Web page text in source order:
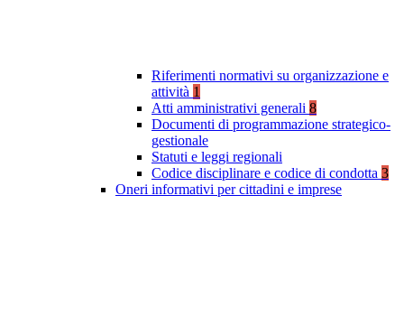
Riferimenti normativi su organizzazione e
attività 1
Atti amministrativi generali 8
Documenti di programmazione strategico-
gestionale
Statuti e leggi regionali
Codice disciplinare e codice di condotta 3
Oneri informativi per cittadini e imprese